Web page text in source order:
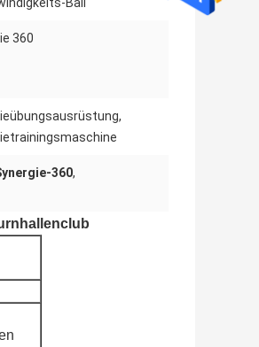
Ball
360
360,